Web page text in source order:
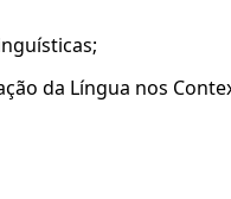
da Língua nos